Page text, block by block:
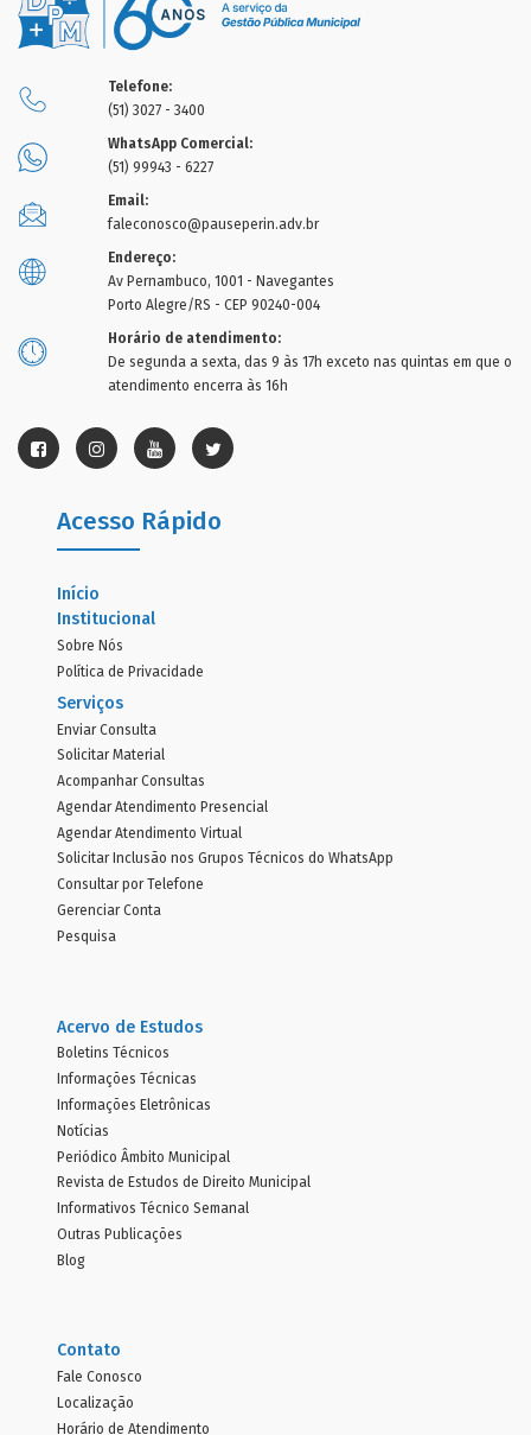
Telefone:
(51) 3027 - 3400
WhatsApp Comercial:
(51) 99943 - 6227
Email:
faleconosco@pauseperin.adv.br
Endereço:
Av Pernambuco, 1001 - Navegantes
Porto Alegre/RS - CEP 90240-004
Horário de atendimento:
De segunda a sexta, das 9 às 17h exceto nas quintas em que o
atendimento encerra às 16h
Acesso Rápido
Início
Institucional
Sobre Nós
Política de Privacidade
Serviços
Enviar Consulta
Solicitar Material
Acompanhar Consultas
Agendar Atendimento Presencial
Agendar Atendimento Virtual
Solicitar Inclusão nos Grupos Técnicos do WhatsApp
Consultar por Telefone
Gerenciar Conta
Pesquisa
Acervo de Estudos
Boletins Técnicos
Informações Técnicas
Informações Eletrônicas
Notícias
Periódico Âmbito Municipal
Revista de Estudos de Direito Municipal
Informativos Técnico Semanal
Outras Publicações
Blog
Contato
Fale Conosco
Localização
Horário de Atendimento